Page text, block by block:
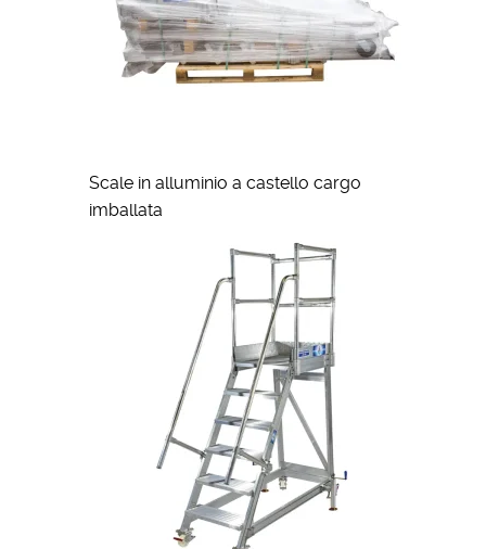
Scale in alluminio a castello cargo
imballata